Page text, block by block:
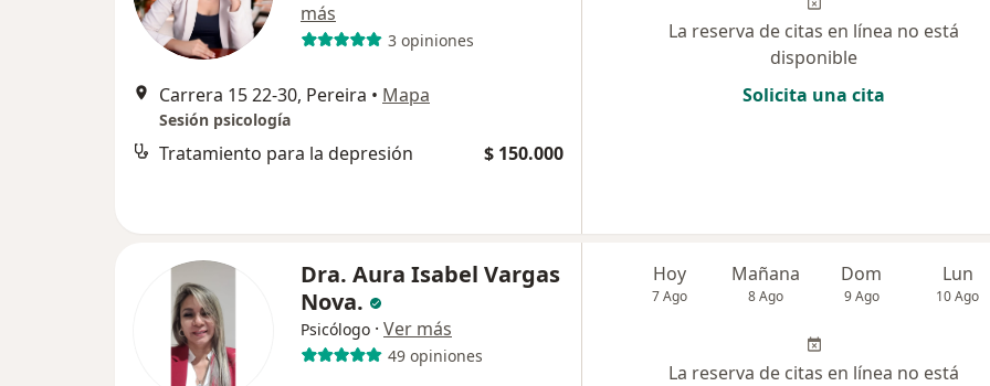
más
3 opiniones
Carrera 15 22-30, Pereira • Mapa
Sesión psicología
Tratamiento para la depresión $ 150.000
La reserva de citas en línea no está
disponible
Solicita una cita
Dra. Aura Isabel Vargas
Nova.
Psicólogo · Ver más
49 opiniones
Hoy
7 Ago
Mañana
8 Ago
Dom
9 Ago
Lun
10 Ago
La reserva de citas en línea no está